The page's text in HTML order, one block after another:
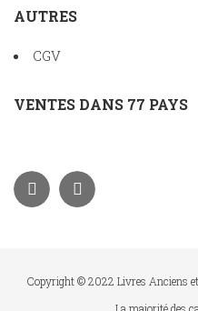
AUTRES
CGV
VENTES DANS 77 PAYS
Copyright © 2022 Livres Anciens